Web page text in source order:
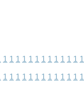
1 1 1 1 1 1 1 1 1 1 1 1 1
1 1 1 1 1 1 1 1 1 1 1 1 1